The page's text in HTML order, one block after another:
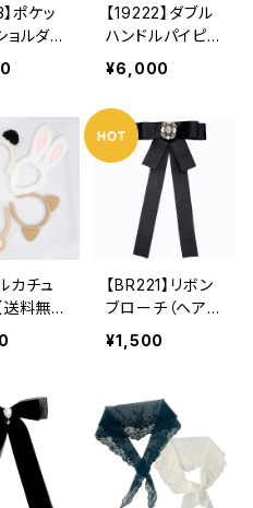
フト
ポケッ
ョルダー
料無
バッ
ッ
ッグ
地 合成
ージ
ック
【19222】ダブル
ハンドルパイピン
グトート【送料無
料】2way スク
エアバッグ ト
ートバッグ 無
地バッグ 綿混
生地 合成皮
革 ベージュ
ブラック
¥6,000
カチュ
送料無
ント ハ
クリ
ーテ
日な
【BR221】リボン
ブローチ（ヘアア
クセにも）【送料
無料】リボン ブ
オ レース ブ
ラック クラシ
カル フェミニ
ン ゴスロリ
ガーリー ヘア
¥1,500